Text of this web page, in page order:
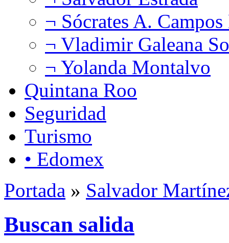
¬ Sócrates A.
¬ Vladimir Galeana
¬ Yolanda Montalvo
Quintana Roo
Seguridad
Turismo
• Edomex
Portada » Salvador
Buscan salida